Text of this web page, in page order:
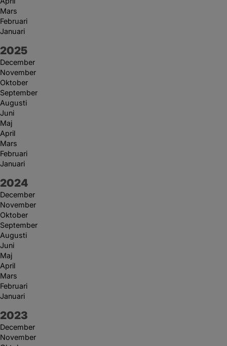
Mars
Februari
Januari
År:
2025
December
November
Oktober
September
Augusti
Juni
Maj
April
Mars
Februari
Januari
År:
2024
December
November
Oktober
September
Augusti
Juni
Maj
April
Mars
Februari
Januari
År:
2023
December
November